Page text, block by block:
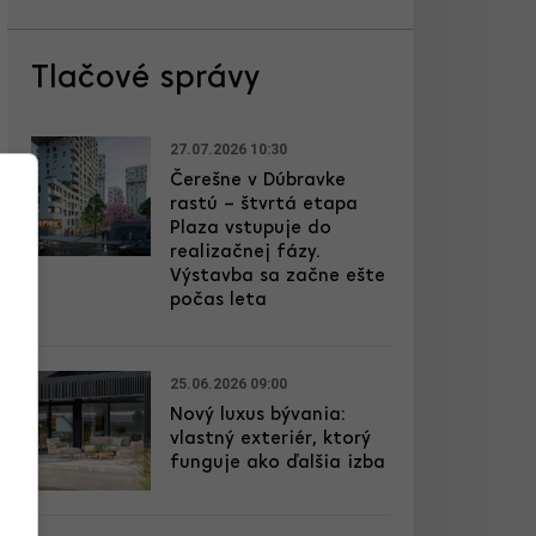
Tlačové správy
27.07.2026 10:30
Čerešne v Dúbravke
rastú – štvrtá etapa
Plaza vstupuje do
realizačnej fázy.
Výstavba sa začne ešte
počas leta
25.06.2026 09:00
Nový luxus bývania:
vlastný exteriér, ktorý
funguje ako ďalšia izba